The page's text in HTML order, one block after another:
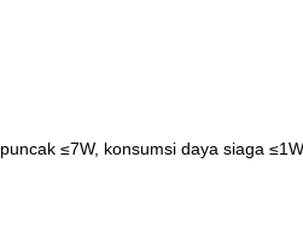
≤7W, konsumsi daya siaga